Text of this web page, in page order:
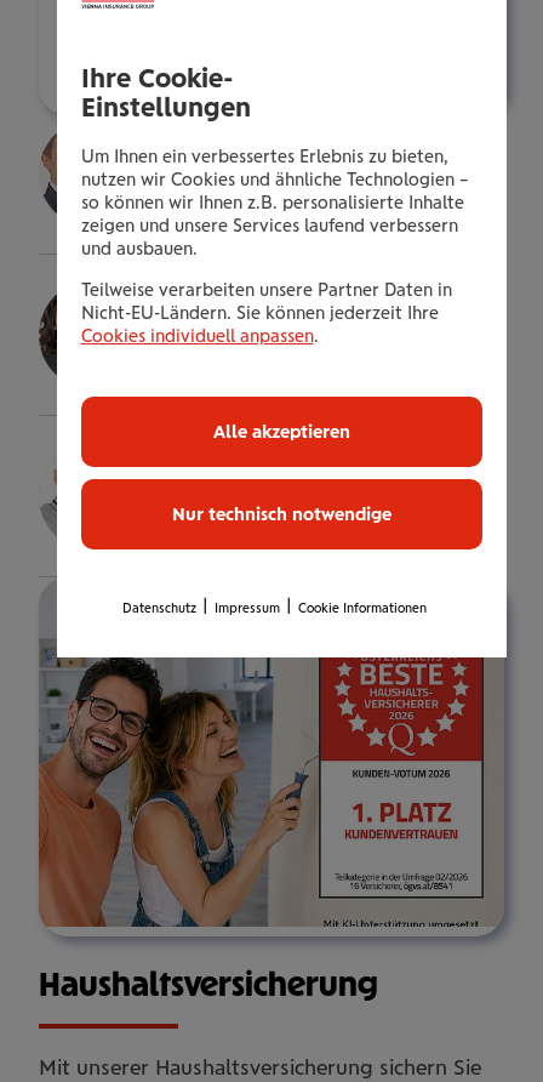
Ernst Beneder
Bezirksdirektor
Details
Tatjana Nikolovska
Senior Consultant
Details
Haus­halts­ver­si­che­rung
Mit unserer Haushaltsversicherung sichern Sie
Ihre Cookie-
Einstellungen
Um Ihnen ein verbessertes Erlebnis zu bieten,
nutzen wir Cookies und ähnliche Technologien –
so können wir Ihnen z.B. personalisierte Inhalte
zeigen und unsere Services laufend verbessern
und ausbauen.
Teilweise verarbeiten unsere Partner Daten in
Nicht-EU-Ländern. Sie können jederzeit Ihre
Cookies individuell anpassen.
Nur technisch notwendige
Alle akzeptieren
Datenschutz Impressum Cookie Informationen